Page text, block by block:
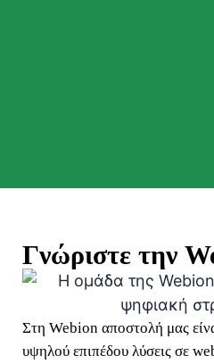
Γνώριστε την
Στη Webion αποστολή μας
υψηλού επιπέδου λύσεις σε